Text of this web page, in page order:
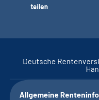
teilen
Deutsche
Allgemeine